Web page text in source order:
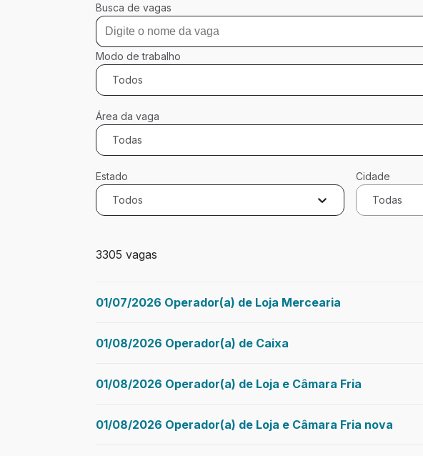
Busca de vagas
Modo de trabalho
Todos
Área da vaga
Todas
Estado
Todos
Cidade
Todas
3305 vagas
01/07/2026 Operador(a) de Loja Mercearia
01/08/2026 Operador(a) de Caixa
01/08/2026 Operador(a) de Loja e Câmara Fria
01/08/2026 Operador(a) de Loja e Câmara Fria nova